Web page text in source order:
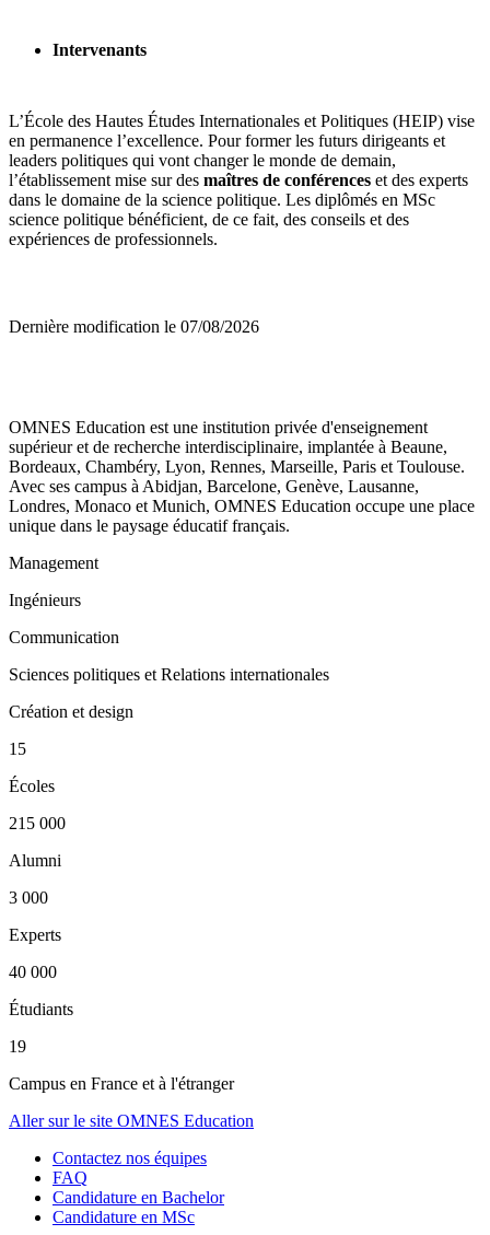
Intervenants
L’École des Hautes Études Internationales et Politiques (HEIP) vise
en permanence l’excellence. Pour former les futurs dirigeants et
leaders politiques qui vont changer le monde de demain,
l’établissement mise sur des maîtres de conférences et des experts
dans le domaine de la science politique. Les diplômés en MSc
science politique bénéficient, de ce fait, des conseils et des
expériences de professionnels.
Dernière modification le 07/08/2026
OMNES Education est une institution privée d'enseignement
supérieur et de recherche interdisciplinaire, implantée à Beaune,
Bordeaux, Chambéry, Lyon, Rennes, Marseille, Paris et Toulouse.
Avec ses campus à Abidjan, Barcelone, Genève, Lausanne,
Londres, Monaco et Munich, OMNES Education occupe une place
unique dans le paysage éducatif français.
Management
Ingénieurs
Communication
Sciences politiques et Relations internationales
Création et design
15
Écoles
215 000
Alumni
3 000
Experts
40 000
Étudiants
19
Campus en France et à l'étranger
Aller sur le site OMNES Education
Contactez nos équipes
FAQ
Candidature en Bachelor
Candidature en MSc